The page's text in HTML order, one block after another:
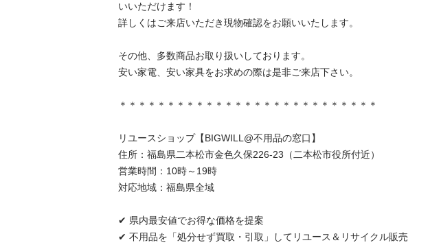
いいただけます！
詳しくはご来店いただき現物確認をお願いいたします。
その他、多数商品お取り扱いしております。
安い家電、安い家具をお求めの際は是非ご来店下さい。
＊＊＊＊＊＊＊＊＊＊＊＊＊＊＊＊＊＊＊＊＊＊＊＊＊＊＊
リユースショップ【BIGWILL@不用品の窓口】
住所：福島県二本松市金色久保226-23（二本松市役所付近）
営業時間：10時～19時
対応地域：福島県全域
✔ 県内最安値でお得な価格を提案
✔ 不用品を「処分せず買取・引取」してリユース＆リサイクル販売